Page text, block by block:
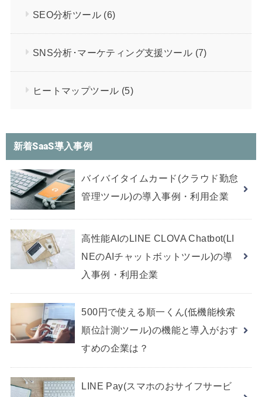
SEO分析ツール (6)
SNS分析･マーケティング支援ツール (7)
ヒートマップツール (5)
新着SaaS導入事例
バイバイタイムカード(クラウド勤怠
管理ツール)の導入事例・利用企業
高性能AIのLINE CLOVA Chatbot(LI
NEのAIチャットボットツール)の導
入事例・利用企業
500円で使える順一くん(低機能検索
順位計測ツール)の機能と導入がおす
すめの企業は？
LINE Pay(スマホのおサイフサービ